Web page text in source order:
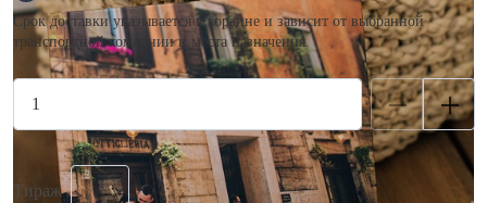
Срок доставки указывается в корзине и зависит от выбранной
транспортной компании и места назначения.
Тираж